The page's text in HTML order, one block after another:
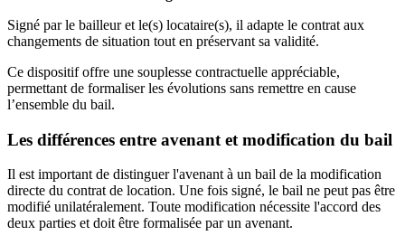
Signé par le bailleur et le(s) locataire(s), il adapte le contrat aux
changements de situation tout en préservant sa validité.
Ce dispositif offre une souplesse contractuelle appréciable,
permettant de formaliser les évolutions sans remettre en cause
l’ensemble du bail.
Les différences entre avenant et modification du bail
Il est important de distinguer l'avenant à un bail de la modification
directe du contrat de location. Une fois signé, le bail ne peut pas être
modifié unilatéralement. Toute modification nécessite l'accord des
deux parties et doit être formalisée par un avenant.